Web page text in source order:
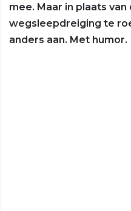
mee. Maar in plaats
wegsleepdreiging te
anders aan. Met humor.